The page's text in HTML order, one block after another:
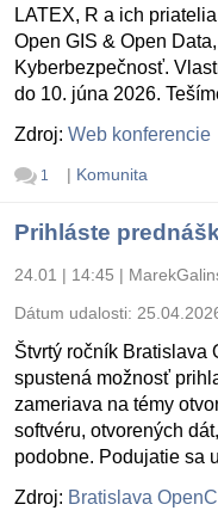
LATEX, R a ich
Open GIS & Open
Kyberbezpečnosť.
do 10. júna 2026.
Zdroj: Web konferencie
1 | Komunita
Prihláste
24.01 | 14:45 |
Dátum udalosti:
Štvrtý ročník Bratislava
spustená možnosť
zameriava na témy
softvéru, otvorených
podobne. Podujatie sa
Zdroj: Bratislava